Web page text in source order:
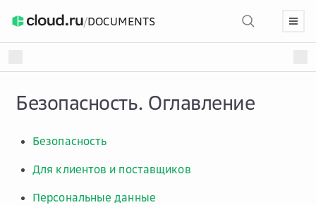
/DOCUMENTS
Безопасность. Оглавление
Безопасность
Для клиентов и поставщиков
Персональные данные